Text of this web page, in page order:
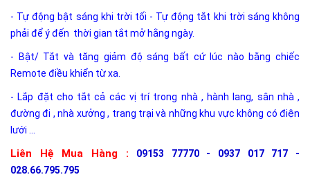
- Tự động bật sáng khi trời tối - Tự động tắt khi trời sáng không
phải để ý đến thời gian tắt mở hằng ngày.
- Bật/ Tắt và tăng giảm độ sáng bất cứ lúc nào bằng chiếc
Remote điều khiển từ xa.
- Lắp đặt cho tắt cả các vị trí trong nhà , hành lang, sân nhà ,
đường đi , nhà xưởng , trang trại và những khu vực không có điện
lưới ...
Liên Hệ Mua Hàng :
09153 77770 - 0937 017 717 -
028.66.795.795